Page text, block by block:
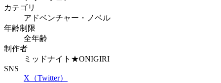
カテゴリ
アドベンチャー・ノベル
年齢制限
全年齢
制作者
ミッドナイト★ONIGIRI
SNS
X（Twitter）